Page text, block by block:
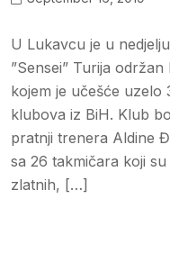
U Lukavcu je u
”Sensei” Turija
kojem je učešće uzelo
klubova iz BiH. Klub
pratnji trenera Aldine
sa 26 takmičara koji
zlatnih, […]